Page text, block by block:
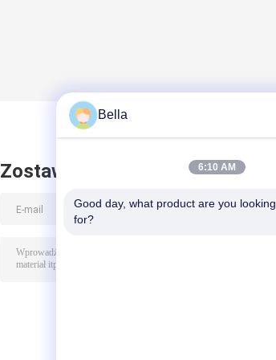
Zostaw wiadomość
Bella
6:10 AM
Good day, what product are you looking
for?